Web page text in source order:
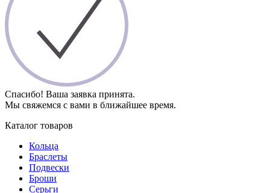
Спасибо! Ваша заявка принята.
Мы свяжемся с вами в ближайшее время.
Каталог товаров
Кольца
Браслеты
Подвески
Броши
Серьги